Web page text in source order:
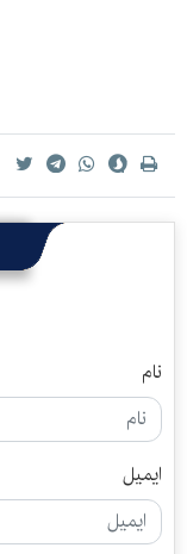
نام
ایمیل